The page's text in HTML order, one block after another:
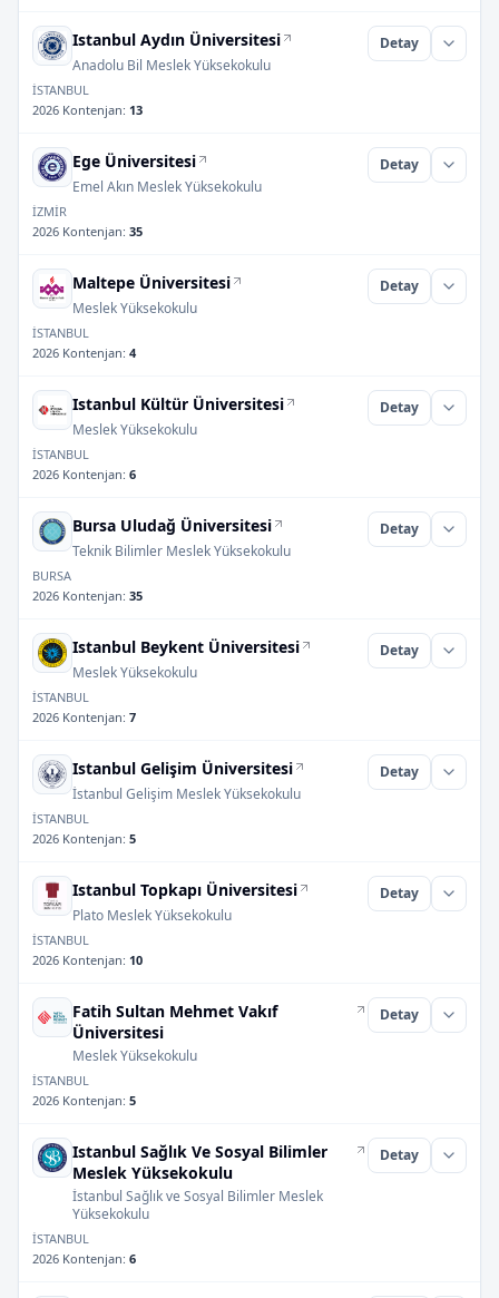
Istanbul Aydın Üniversitesi
Anadolu Bil Meslek Yüksekokulu
Detay
İSTANBUL
2026 Kontenjan: 13
Ege Üniversitesi
Emel Akın Meslek Yüksekokulu
Detay
İZMİR
2026 Kontenjan: 35
Maltepe Üniversitesi
Meslek Yüksekokulu
Detay
İSTANBUL
2026 Kontenjan: 4
Istanbul Kültür Üniversitesi
Meslek Yüksekokulu
Detay
İSTANBUL
2026 Kontenjan: 6
Bursa Uludağ Üniversitesi
Teknik Bilimler Meslek Yüksekokulu
Detay
BURSA
2026 Kontenjan: 35
Istanbul Beykent Üniversitesi
Meslek Yüksekokulu
Detay
İSTANBUL
2026 Kontenjan: 7
Istanbul Gelişim Üniversitesi
İstanbul Gelişim Meslek Yüksekokulu
Detay
İSTANBUL
2026 Kontenjan: 5
Istanbul Topkapı Üniversitesi
Plato Meslek Yüksekokulu
Detay
İSTANBUL
2026 Kontenjan: 10
Fatih Sultan Mehmet Vakıf
Üniversitesi
Meslek Yüksekokulu
Detay
İSTANBUL
2026 Kontenjan: 5
Istanbul Sağlık Ve Sosyal Bilimler
Meslek Yüksekokulu
İstanbul Sağlık ve Sosyal Bilimler Meslek
Yüksekokulu
Detay
İSTANBUL
2026 Kontenjan: 6